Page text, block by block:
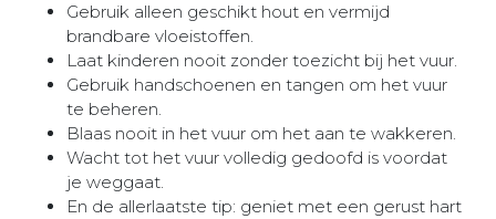
Gebruik alleen geschikt hout en vermijd
brandbare vloeistoffen.
Laat kinderen nooit zonder toezicht bij het vuur.
Gebruik handschoenen en tangen om het vuur
te beheren.
Blaas nooit in het vuur om het aan te wakkeren.
Wacht tot het vuur volledig gedoofd is voordat
je weggaat.
En de allerlaatste tip: geniet met een gerust hart